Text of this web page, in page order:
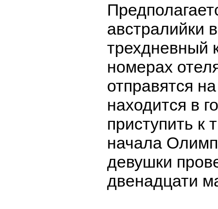
австралийки
трехдневный
номерах
отправятся
находится в
приступить к
начала
девушки
двенадцати